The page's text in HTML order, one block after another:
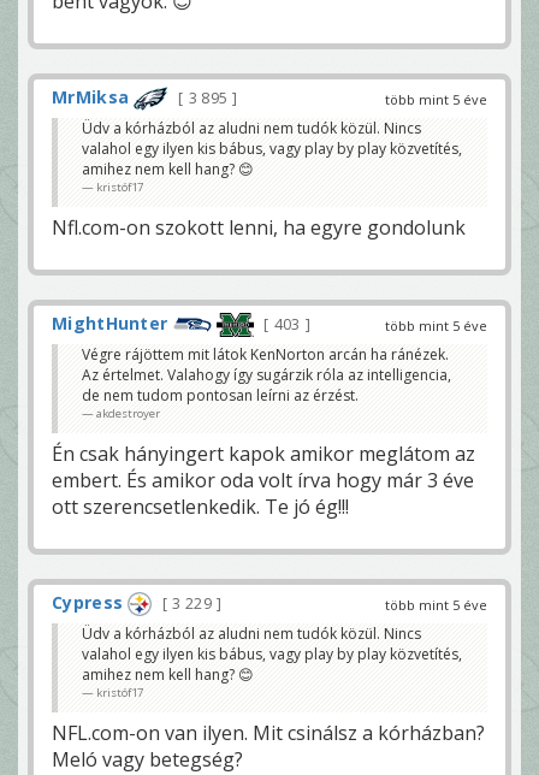
több mint 5 éve
MrMiksa
3 895
Üdv a kórházból az aludni nem tudók közül. Nincs
valahol egy ilyen kis bábus, vagy play by play közvetítés,
amihez nem kell hang? 😊
kristóf17
Nfl.com-on szokott lenni, ha egyre gondolunk
több mint 5 éve
MightHunter
403
Végre rájöttem mit látok KenNorton arcán ha ránézek.
Az értelmet. Valahogy így sugárzik róla az intelligencia,
de nem tudom pontosan leírni az érzést.
akdestroyer
Én csak hányingert kapok amikor meglátom az
embert. És amikor oda volt írva hogy már 3 éve
ott szerencsetlenkedik. Te jó ég!!!
több mint 5 éve
Cypress
3 229
Üdv a kórházból az aludni nem tudók közül. Nincs
valahol egy ilyen kis bábus, vagy play by play közvetítés,
amihez nem kell hang? 😊
kristóf17
NFL.com-on van ilyen. Mit csinálsz a kórházban?
Meló vagy betegség?